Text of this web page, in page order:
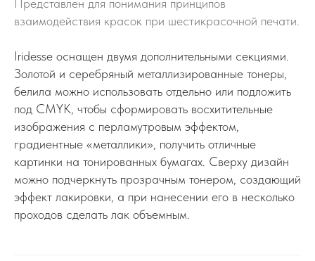
Представлен для понимания принципов
взаимодействия красок при шестикрасочной печати.
Iridesse оснащен двумя дополнительными секциями.
Золотой и серебряный металлизированные тонеры,
белила можно использовать отдельно или подложить
под CMYK, чтобы сформировать восхитительные
изображения с перламутровым эффектом,
градиентные «металлики», получить отличные
картинки на тонированных бумагах. Сверху дизайн
можно подчеркнуть прозрачным тонером, создающий
эффект лакировки, а при нанесении его в несколько
проходов сделать лак объемным.